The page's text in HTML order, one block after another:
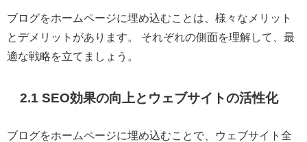
ブログをホームページに埋め込むことは、様々なメリット
とデメリットがあります。 それぞれの側面を理解して、最
適な戦略を立てましょう。
2.1 SEO効果の向上とウェブサイトの活性化
ブログをホームページに埋め込むことで、ウェブサイト全